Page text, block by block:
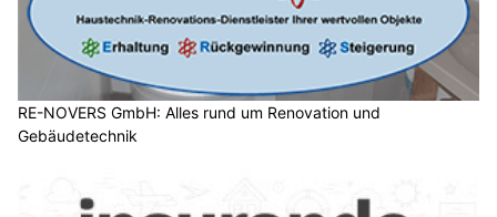
RE-NOVERS GmbH: Alles rund um Renovation und
Gebäudetechnik